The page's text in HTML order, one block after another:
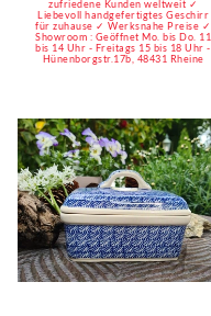
zufriedene Kunden weltweit ✓
Liebevoll handgefertigtes Geschirr
für zuhause ✓ Werksnahe Preise ✓
Showroom : Geöffnet Mo. bis Do. 11
bis 14 Uhr - Freitags 15 bis 18 Uhr -
Hünenborgstr.17b, 48431 Rheine